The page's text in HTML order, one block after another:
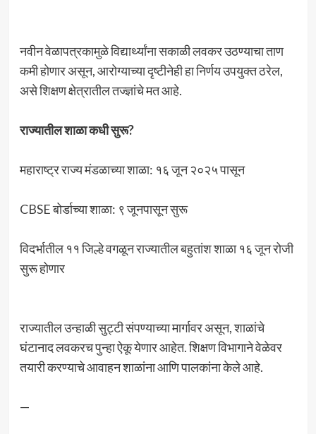
नवीन वेळापत्रकामुळे विद्यार्थ्यांना सकाळी लवकर उठण्याचा ताण
कमी होणार असून, आरोग्याच्या दृष्टीनेही हा निर्णय उपयुक्त ठरेल,
असे शिक्षण क्षेत्रातील तज्ज्ञांचे मत आहे.
राज्यातील शाळा कधी सुरू?
महाराष्ट्र राज्य मंडळाच्या शाळा: १६ जून २०२५ पासून
CBSE बोर्डाच्या शाळा: ९ जूनपासून सुरू
विदर्भातील ११ जिल्हे वगळून राज्यातील बहुतांश शाळा १६ जून रोजी
सुरू होणार
राज्यातील उन्हाळी सुट्टी संपण्याच्या मार्गावर असून, शाळांचे
घंटानाद लवकरच पुन्हा ऐकू येणार आहेत. शिक्षण विभागाने वेळेवर
तयारी करण्याचे आवाहन शाळांना आणि पालकांना केले आहे.
—